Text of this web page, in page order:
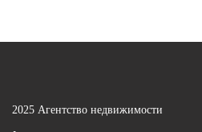
2025 Агентство недвижимости